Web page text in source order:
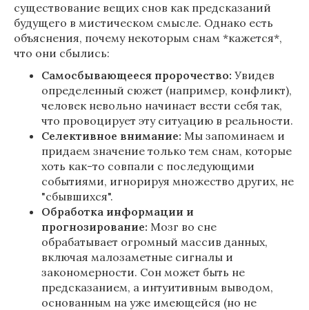
существование вещих снов как предсказаний
будущего в мистическом смысле. Однако есть
объяснения, почему некоторым снам *кажется*,
что они сбылись:
Самосбывающееся пророчество: Увидев
определенный сюжет (например, конфликт),
человек невольно начинает вести себя так,
что провоцирует эту ситуацию в реальности.
Селективное внимание: Мы запоминаем и
придаем значение только тем снам, которые
хоть как-то совпали с последующими
событиями, игнорируя множество других, не
"сбывшихся".
Обработка информации и
прогнозирование: Мозг во сне
обрабатывает огромный массив данных,
включая малозаметные сигналы и
закономерности. Сон может быть не
предсказанием, а интуитивным выводом,
основанным на уже имеющейся (но не